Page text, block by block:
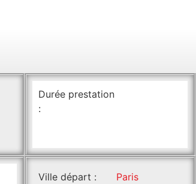
Durée prestation
:
Ville départ : Paris